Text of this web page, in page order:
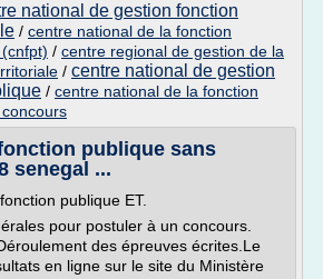
national de gestion fonction
/ centre national de la fonction
/ centre regional de gestion de la
/ centre national de gestion
/ centre national de la fonction
publique sans
senegal ...
publique ET.
pour postuler à un concours.
des épreuves écrites.Le
en ligne sur le site du Ministère